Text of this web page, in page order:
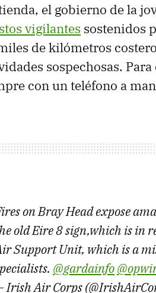
el gobierno de la
vigilantes sostenidos
de kilómetros
sospechosas.
con un teléfono a
on Bray Head expose
old Eire 8 sign,which is in
Support Unit, which is a
@gardainfo
Irish Air Corps